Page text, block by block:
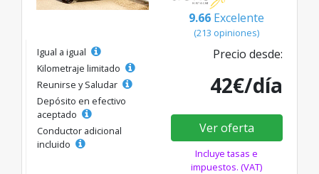
9.66 Excelente
(213 opiniones)
Igual a igual
Kilometraje limitado
Reunirse y Saludar
Depósito en efectivo
aceptado
Conductor adicional
incluido
Precio desde:
42€/día
Ver oferta
Incluye tasas e
impuestos. (VAT)